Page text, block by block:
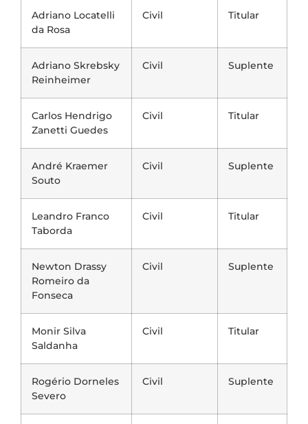
Adriano Locatelli
da Rosa
Civil Titular
Adriano Skrebsky
Reinheimer
Civil Suplente
Carlos Hendrigo
Zanetti Guedes
Civil Titular
André Kraemer
Souto
Civil Suplente
Leandro Franco
Taborda
Civil Titular
Newton Drassy
Romeiro da
Fonseca
Civil Suplente
Monir Silva
Saldanha
Civil Titular
Rogério Dorneles
Severo
Civil Suplente